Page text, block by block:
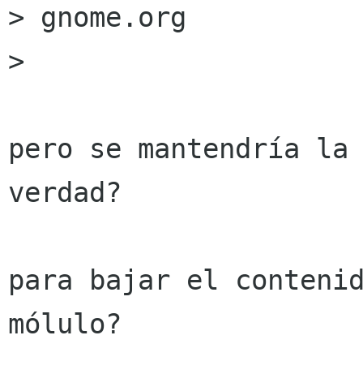
> gnome.org
>
pero se mantendría
verdad?
para bajar el
mólulo?